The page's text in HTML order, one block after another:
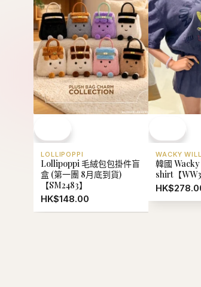
LOLLIPOPPI
Lollipoppi 毛絨包包掛件盲
盒 (第一團 8月底到貨)
【SM2483】
HK$148.00
WACKY
韓國
shirt【